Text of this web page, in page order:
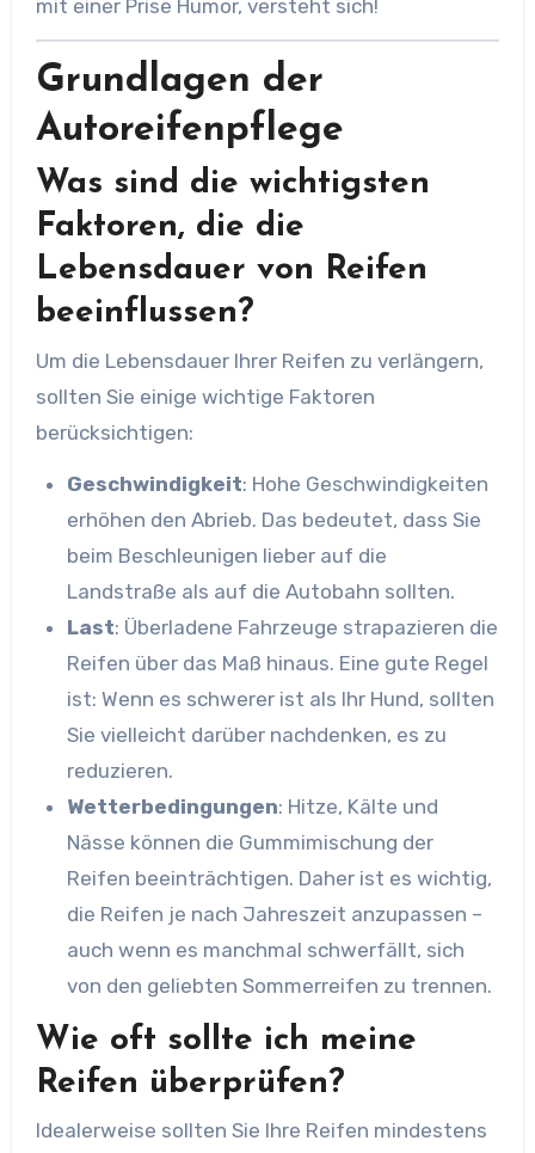
mit einer Prise Humor, versteht sich!
Grundlagen der
Autoreifenpflege
Was sind die wichtigsten
Faktoren, die die
Lebensdauer von Reifen
beeinflussen?
Um die Lebensdauer Ihrer Reifen zu verlängern,
sollten Sie einige wichtige Faktoren
berücksichtigen:
Geschwindigkeit: Hohe Geschwindigkeiten
erhöhen den Abrieb. Das bedeutet, dass Sie
beim Beschleunigen lieber auf die
Landstraße als auf die Autobahn sollten.
Last: Überladene Fahrzeuge strapazieren die
Reifen über das Maß hinaus. Eine gute Regel
ist: Wenn es schwerer ist als Ihr Hund, sollten
Sie vielleicht darüber nachdenken, es zu
reduzieren.
Wetterbedingungen: Hitze, Kälte und
Nässe können die Gummimischung der
Reifen beeinträchtigen. Daher ist es wichtig,
die Reifen je nach Jahreszeit anzupassen –
auch wenn es manchmal schwerfällt, sich
von den geliebten Sommerreifen zu trennen.
Wie oft sollte ich meine
Reifen überprüfen?
Idealerweise sollten Sie Ihre Reifen mindestens